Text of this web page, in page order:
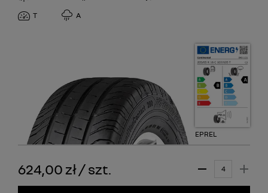
T A
EPREL
624,00 zł/szt.